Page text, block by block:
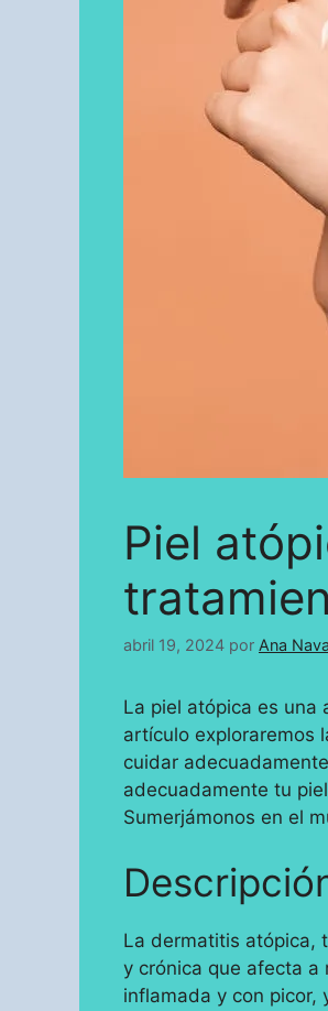
Piel
abril 19, 2024 por Ana
La piel atópica es una
artículo exploraremos
cuidar
adecuadamente tu
Sumerjámonos en el
La dermatitis atópica,
y crónica que afecta a
inflamada y con picor,